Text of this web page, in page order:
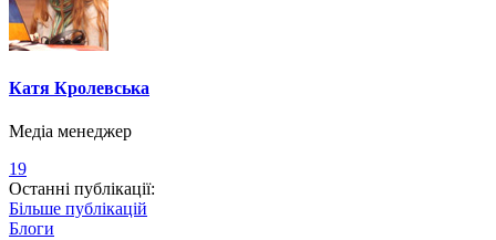
Катя Кролевська
Медіа менеджер
19
Останні публікації:
Більше публікацій
Блоги